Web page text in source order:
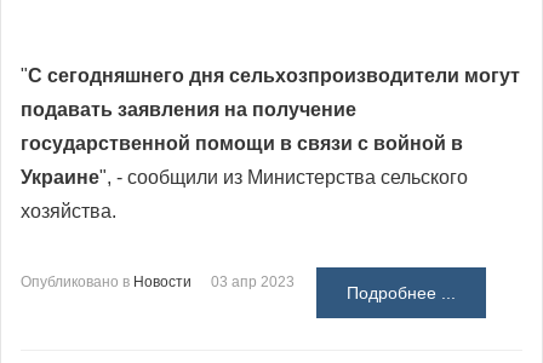
"С сегодняшнего дня сельхозпроизводители могут
подавать заявления на получение
государственной помощи в связи с войной в
Украине", - сообщили из Министерства сельского
хозяйства.
Опубликовано в Новости 03 апр 2023
Подробнее ...